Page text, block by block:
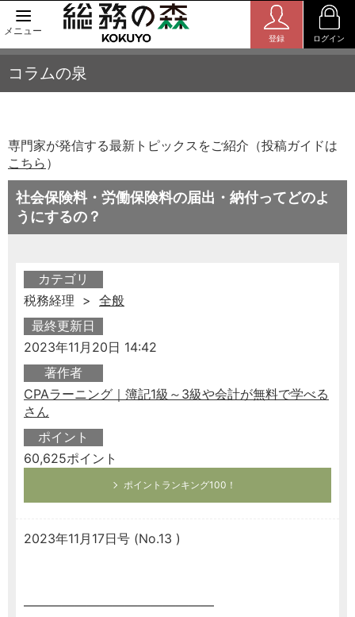
メニュー
登録 ログイン
コラムの泉
専門家が発信する最新トピックスをご紹介（投稿ガイドは
こちら ）
社会保険料・労働保険料の届出・納付ってどのよ
うにするの？
カテゴリ
税務経理 > 全般
最終更新日
2023年11月20日 14:42
著作者
CPAラーニング｜簿記1級～3級や会計が無料で学べる
さん
ポイント
60,625ポイント
ポイントランキング100！
2023年11月17日号 (No.13 )
―――――――――――――――